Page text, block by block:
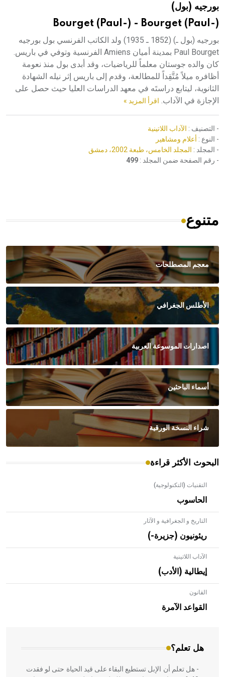
هيئة الموسوعة العربية تطلق موسوعات جديدة في عام 2026بورجيه (بول)
Bourget (Paul-) - Bourget (Paul-)
بورجيه (بول ـ) (1852 ـ 1935) ولد الكاتب الفرنسي بول بورجيه
Paul Bourget بمدينة أميان Amiens الفرنسية وتوفي في باريس.
كان والده جوستان معلماً للرياضيات، وقد أبدى بول منذ نعومة
أظافره ميلاً مُتَّقِداً للمطالعة، وقدم إلى باريس إثر نيله الشهادة
الثانوية، ليتابع دراستَه في معهد الدراسات العليا حيث حصل على
الإجازة في الآداب. اقرأ المزيد »
- التصنيف : الآداب اللاتينية
- النوع : أعلام ومشاهير
- المجلد : المجلد الخامس، طبعة 2002، دمشق
- رقم الصفحة ضمن المجلد : 499
متنوع
معجم المصطلحات
الأطلس الجغرافي
اصدارات الموسوعة العربية
أسماء الباحثين
شراء النسخة الورقية
البحوث الأكثر قراءة
التقنيات (التكنولوجية)
الحاسوب
التاريخ و الجغرافية و الآثار
ريئونيون (جزيرة-)
الآداب اللاتينية
إيطالية (الأدب)
القانون
القواعد الآمرة
هل تعلم؟
- هل تعلم أن الأبلق نوع من الفنون الهندسية التي ارتبطت
بالعمارة الإسلامية في بلاد الشام ومصر خاصة، حيث يحرص
المعمار على بناء مداميكه وخاصة في الواجهات
- هل تعلم أن الإبل تستطيع البقاء على قيد الحياة حتى لو فقدت